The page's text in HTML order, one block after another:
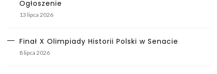
Ogłoszenie
13 lipca 2026
Finał X Olimpiady Historii Polski w Senacie
8 lipca 2026